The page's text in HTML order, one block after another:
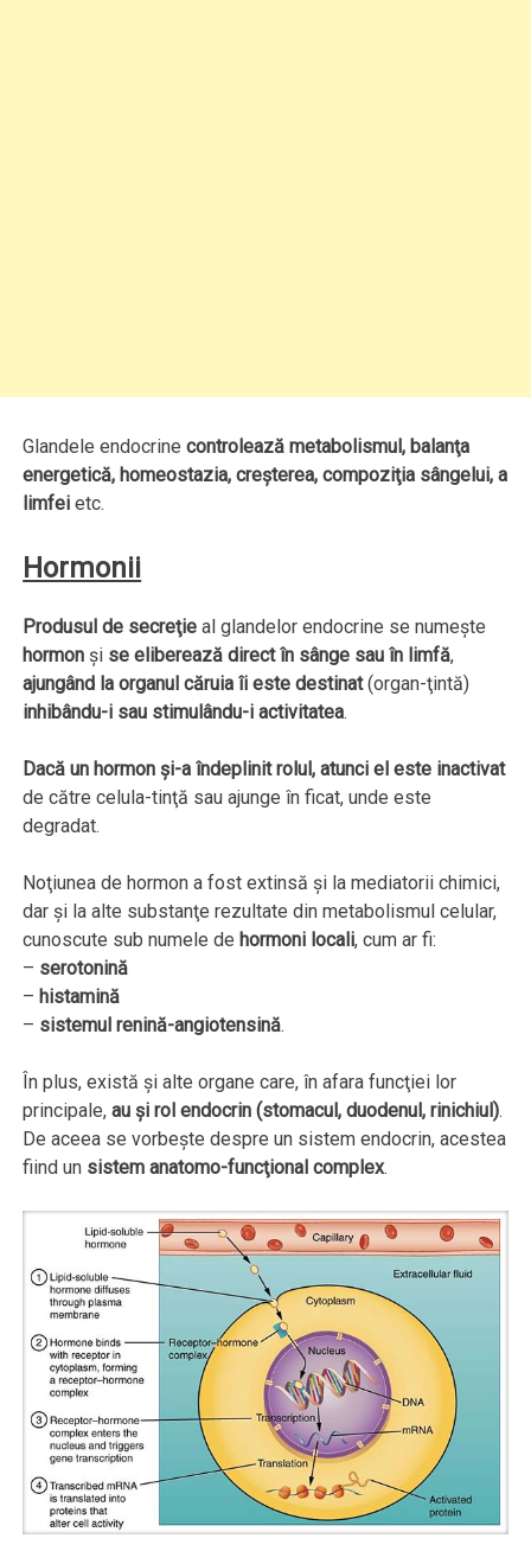
Glandele endocrinecontrolează metabolismul, balanţa
energetică, homeostazia, creşterea, compoziţia sângelui, a
limfei etc.
Hormonii
Produsul de secreţie al glandelor endocrine se numeşte
hormon şi se eliberează direct în sânge sau în limfă,
ajungând la organul căruia îi este destinat(organ-ţintă)
inhibându-i sau stimulându-i activitatea.
Dacă un hormon şi-a îndeplinit rolul, atunci el este inactivat
de către celula-tinţă sau ajunge în ficat, unde este
degradat.
Noţiunea de hormon a fost extinsă şi la mediatorii chimici,
dar şi la alte substanţe rezultate din metabolismul celular,
cunoscute sub numele de hormoni locali, cum ar fi:
– serotonină
– histamină
– sistemul renină-angiotensină.
În plus, există şi alte organe care, în afara funcţiei lor
principale,au şi rol endocrin (stomacul, duodenul, rinichiul).
De aceea se vorbeşte despre un sistem endocrin, acestea
fiind un sistem anatomo-funcţional complex.